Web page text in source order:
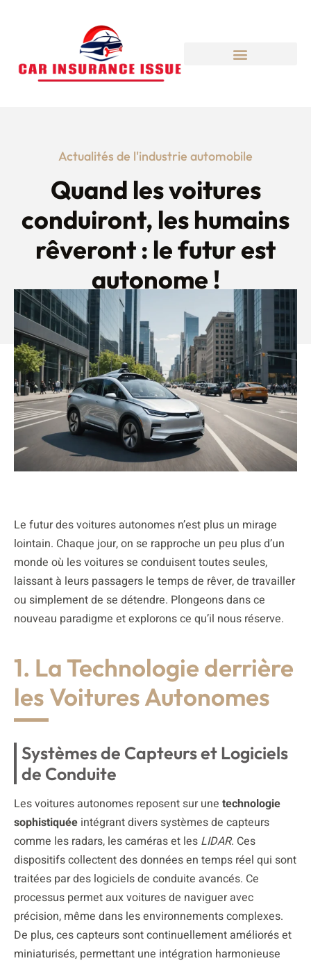
Actualités de l'industrie automobile
Quand les voitures
conduiront, les humains
rêveront : le futur est
autonome !
Le futur des voitures autonomes n’est plus un mirage
lointain. Chaque jour, on se rapproche un peu plus d’un
monde où les voitures se conduisent toutes seules,
laissant à leurs passagers le temps de rêver, de travailler
ou simplement de se détendre. Plongeons dans ce
nouveau paradigme et explorons ce qu’il nous réserve.
1. La Technologie derrière
les Voitures Autonomes
Systèmes de Capteurs et Logiciels
de Conduite
Les voitures autonomes reposent sur une technologie
sophistiquée intégrant divers systèmes de capteurs
comme les radars, les caméras et les LIDAR. Ces
dispositifs collectent des données en temps réel qui sont
traitées par des logiciels de conduite avancés. Ce
processus permet aux voitures de naviguer avec
précision, même dans les environnements complexes.
De plus, ces capteurs sont continuellement améliorés et
miniaturisés, permettant une intégration harmonieuse